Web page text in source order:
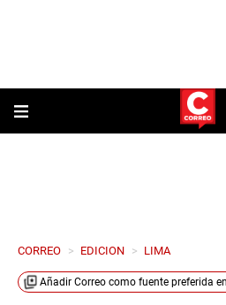
CORREO > EDICION > LIMA
Añadir Correo como fuente preferida en